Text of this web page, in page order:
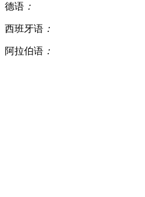
德语 ：
西班牙语 ：
阿拉伯语 ：